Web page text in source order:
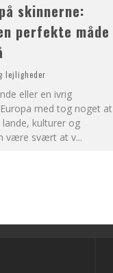
skinnerne:
perfekte måde
lejligheder
eller en ivrig
med tog noget at
kulturer og
være svært at v...